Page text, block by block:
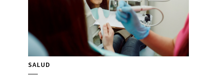
SALUD